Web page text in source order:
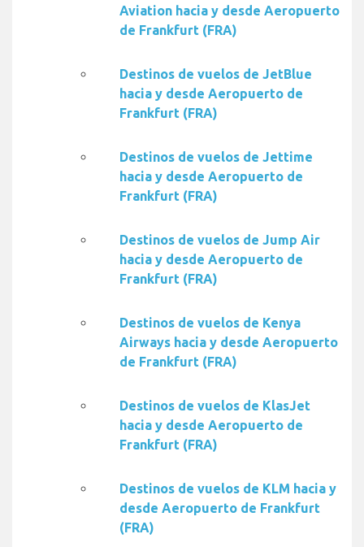
Aviation hacia y desde Aeropuerto
de Frankfurt (FRA)
Destinos de vuelos de JetBlue
hacia y desde Aeropuerto de
Frankfurt (FRA)
Destinos de vuelos de Jettime
hacia y desde Aeropuerto de
Frankfurt (FRA)
Destinos de vuelos de Jump Air
hacia y desde Aeropuerto de
Frankfurt (FRA)
Destinos de vuelos de Kenya
Airways hacia y desde Aeropuerto
de Frankfurt (FRA)
Destinos de vuelos de KlasJet
hacia y desde Aeropuerto de
Frankfurt (FRA)
Destinos de vuelos de KLM hacia y
desde Aeropuerto de Frankfurt
(FRA)